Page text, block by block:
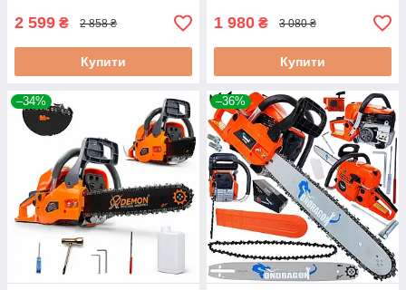
2 599 ₴ 2 858 ₴
Купити
1 980 ₴ 3 080 ₴
Купити
–34% –36%